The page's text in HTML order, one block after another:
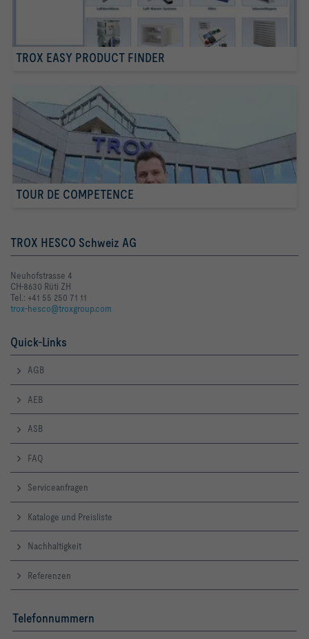
TROX EASY PRODUCT FINDER
TOUR DE COMPETENCE
TROX HESCO Schweiz AG
Neuhofstrasse 4
CH-8630 Rüti ZH
Tel.: +41 55 250 71 11
trox-hesco@troxgroup.com
Quick-Links
AGB
AEB
ASB
FAQ
Serviceanfragen
Kataloge und Preisliste
Nachhaltigkeit
Referenzen
Telefonnummern